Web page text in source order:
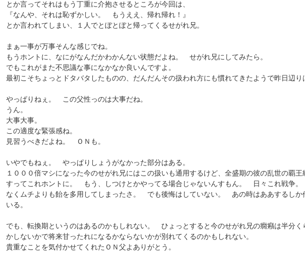
とか言ってそれはもう丁重に介抱させるところが今回は、
『なんや、それは恥ずかしい。 もうええ、帰れ帰れ！』
とか言われてしまい、１人でとぼとぼと帰ってくるせがれ兄。
まぁ一事が万事そんな感じでね。
もうホントに、なにがなんだかわかんない状態だよね。 せがれ兄にしてみたら。
でもこれがまた不思議な事になかなか良いんですよ。
最初こそちょっとドタバタしたものの、だんだんその扱われ方にも慣れてきたようで昨日辺り
やっぱりねぇ。 この父性っのは大事だね。
うん。
大事大事。
この適度な緊張感ね。
見習うべきだよね。 ＯＮも。
いやでもねぇ。 やっぱりしょうがなかった部分はある。
１０００倍マシになった今のせがれ兄にはこの扱いも通用するけど、全盛期の彼の乱世の
すってこれホントに。 もう、しつけとかやってる場合じゃないんすもん。 日々これ戦争
なくムチよりも飴を多用してしまったさ。 でも後悔はしていない。 あの時はああするし
いる。
でも、転換期というのはあるのかもしれない。 ひょっとすると今のせがれ兄の癇癪は半
かしないかで将来甘ったれになるかならないかが別れてくるのかもしれない。
貴重なことを気付かせてくれたＯＮ父よありがとう。